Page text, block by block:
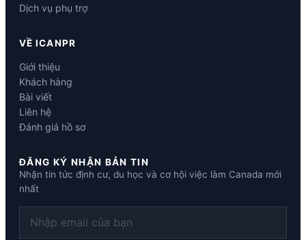
Dịch vụ phụ trợ
VỀ ICANPR
Giới thiệu
Khách hàng
Bài viết
Liên hệ
Đánh giá hồ sơ
ĐĂNG KÝ NHẬN BẢN TIN
Nhận tin tức định cư, du học và cơ hội việc làm Canada mới
nhất